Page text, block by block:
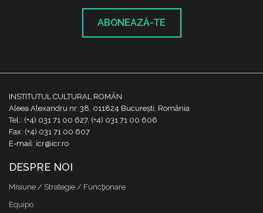
ABONEAZĂ-TE
INSTITUTUL CULTURAL ROMÂN
Aleea Alexandru nr. 38, 011824 București, România
Tel.: (+4) 031 71 00 627, (+4) 031 71 00 606
Fax: (+4) 031 71 00 607
E-mail: icr@icr.ro
DESPRE NOI
Misiune / Strategie / Funcţionare
Equipo